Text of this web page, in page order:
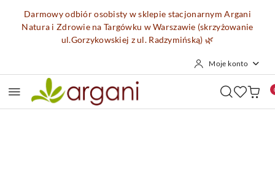
Przejdź do treści głównej
Przejdź do wyszukiwarki
Przejdź do moje konto
Przejdź do menu głównego
Przejdź do opisu produktu
Przejdź do stopki
Darmowy odbiór osobisty w sklepie stacjonarnym Argani
Natura i Zdrowie na Targówku w Warszawie (skrzyżowanie
ul.Gorzykowskiej z ul. Radzymińską) 🌿
Moje konto